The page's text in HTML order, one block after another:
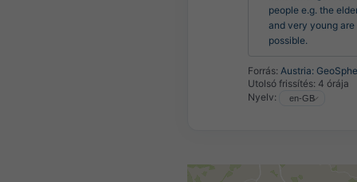
people e.g. the
and very young are
possible.
Forrás: Austria:
Utolsó frissítés: 4 órája
Nyelv: